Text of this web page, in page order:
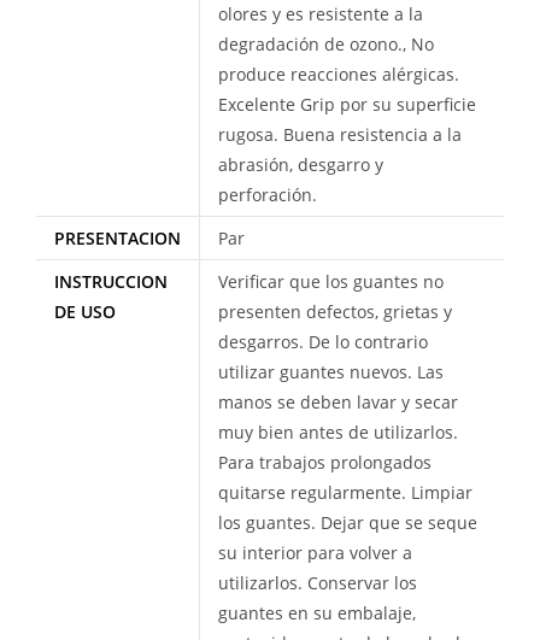
olores y es resistente a la
degradación de ozono., No
produce reacciones alérgicas.
Excelente Grip por su superficie
rugosa. Buena resistencia a la
abrasión, desgarro y
perforación.
PRESENTACION
Par
INSTRUCCION
DE USO
Verificar que los guantes no
presenten defectos, grietas y
desgarros. De lo contrario
utilizar guantes nuevos. Las
manos se deben lavar y secar
muy bien antes de utilizarlos.
Para trabajos prolongados
quitarse regularmente. Limpiar
los guantes. Dejar que se seque
su interior para volver a
utilizarlos. Conservar los
guantes en su embalaje,